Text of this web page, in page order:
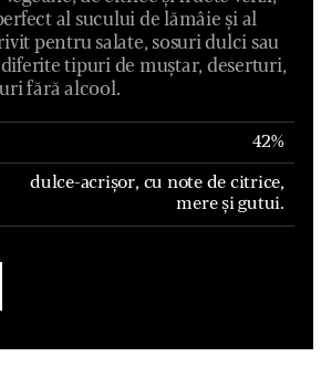
al sucului de lămâie și al
pentru salate, sosuri dulci sau
tipuri de muștar, deserturi,
fără alcool.
42%
dulce-acrișor, cu note de citrice,
mere și gutui.